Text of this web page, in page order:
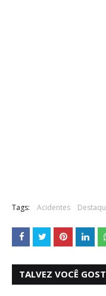
Tags: Acidentes
TALVEZ VOCÊ